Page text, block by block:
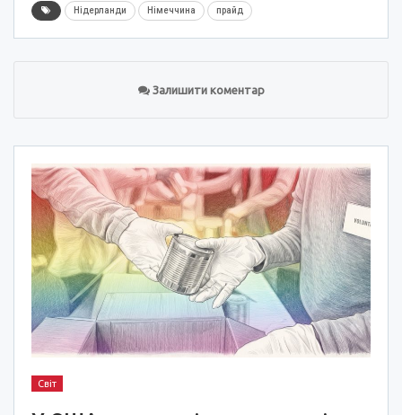
Нідерланди Німеччина прайд
Залишити коментар
Світ